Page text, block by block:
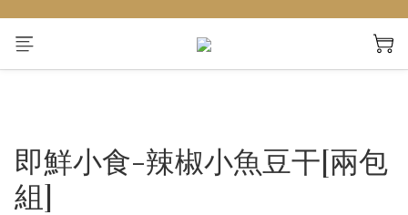
即鮮小食-辣椒小魚豆干[兩包
組]